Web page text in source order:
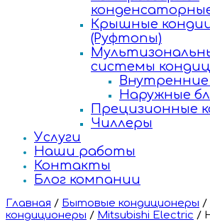
Крышные
(Руфтопы)
системы
Внутренние
Наружные
Прецизионные
Чиллеры
Услуги
Наши работы
Контакты
Блог компании
Главная / Бытовые кондиционеры /
кондиционеры / Mitsubishi Electric /